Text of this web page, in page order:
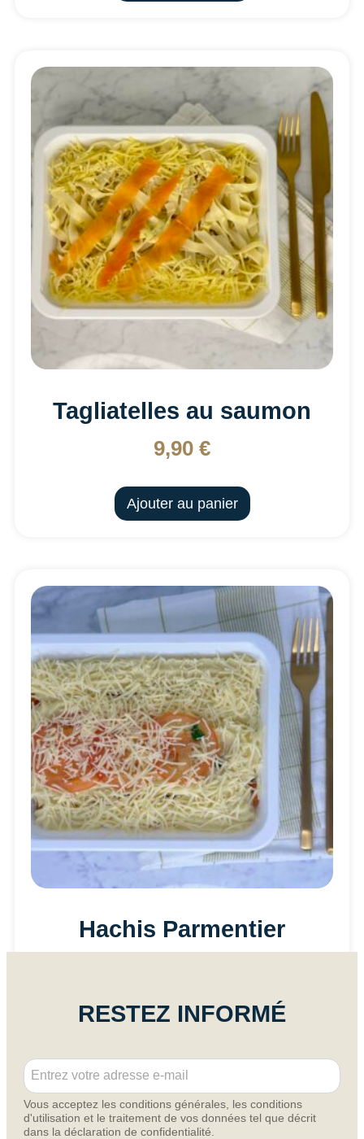
Tagliatelles au saumon
9,90 €
Ajouter au panier
Hachis Parmentier
Ajouter au panier
RESTEZ INFORMÉ
E
m
a
i
l
E
m
l
Vous acceptez les conditions générales, les conditions
d'utilisation et le traitement de vos données tel que décrit
dans la déclaration de confidentialité.